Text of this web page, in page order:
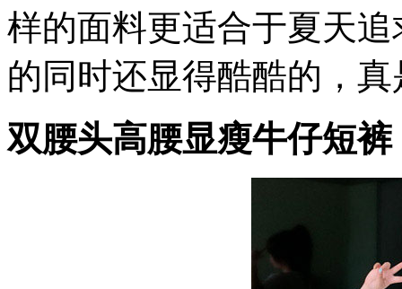
样的面料更适合于夏天
的同时还显得酷酷的，
双腰头高腰显瘦牛仔短裤